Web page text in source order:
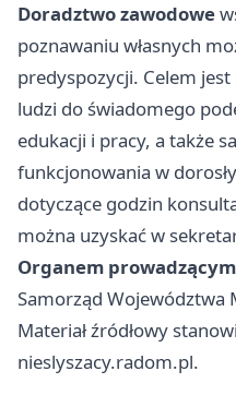
Doradztwo zawodowe
poznawaniu własnych
predyspozycji. Celem
ludzi do świadomego
edukacji i pracy, a także
funkcjonowania w
dotyczące godzin
można uzyskać w
Organem prowadzącym
Samorząd Województwa
Materiał źródłowy
nieslyszacy.radom.pl.